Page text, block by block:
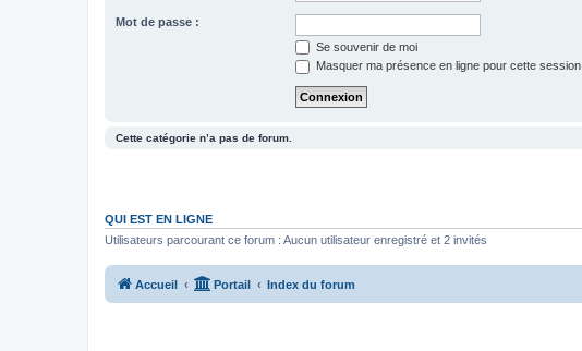
Mot de passe :
Se souvenir de moi
Masquer ma présence en ligne pour cette session
Cette catégorie n’a pas de forum.
QUI EST EN LIGNE
Utilisateurs parcourant ce forum : Aucun utilisateur enregistré et 2 invités
Accueil Portail Index du forum